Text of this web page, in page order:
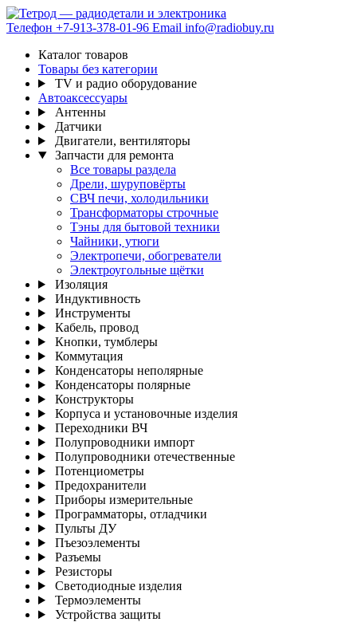
Телефон +7-913-378-01-96 Email info@radiobuy.ru
Каталог товаров
Товары без категории
TV и радио оборудование
Автоаксессуары
Антенны
Датчики
Двигатели, вентиляторы
Запчасти для ремонта
Все товары раздела
Дрели, шуруповёрты
СВЧ печи, холодильники
Трансформаторы строчные
Тэны для бытовой техники
Чайники, утюги
Электропечи, обогреватели
Электроугольные щётки
Изоляция
Индуктивность
Инструменты
Кабель, провод
Кнопки, тумблеры
Коммутация
Конденсаторы неполярные
Конденсаторы полярные
Конструкторы
Корпуса и установочные изделия
Переходники ВЧ
Полупроводники импорт
Полупроводники отечественные
Потенциометры
Предохранители
Приборы измерительные
Программаторы, отладчики
Пульты ДУ
Пъезоэлементы
Разъемы
Резисторы
Светодиодные изделия
Термоэлементы
Устройства защиты